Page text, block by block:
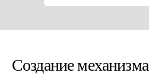
Создание механизма